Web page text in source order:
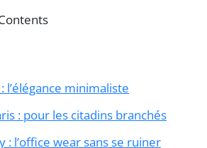
l’élégance minimaliste
: pour les citadins branchés
: l’office wear sans se ruiner